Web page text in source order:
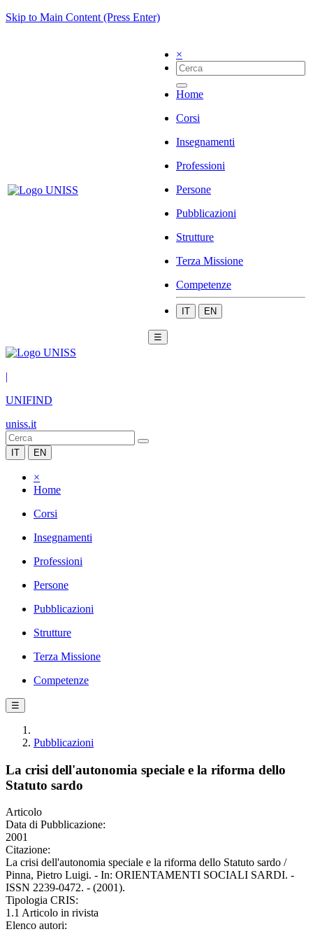
Skip to Main Content (Press Enter)
×
Home
Corsi
Insegnamenti
Professioni
Persone
Pubblicazioni
Strutture
Terza Missione
Competenze
IT EN
☰
|
UNIFIND
uniss.it
IT EN
×
Home
Corsi
Insegnamenti
Professioni
Persone
Pubblicazioni
Strutture
Terza Missione
Competenze
☰
Pubblicazioni
La crisi dell'autonomia speciale e la riforma dello
Statuto sardo
Articolo
Data di Pubblicazione:
2001
Citazione:
La crisi dell'autonomia speciale e la riforma dello Statuto sardo /
Pinna, Pietro Luigi. - In: ORIENTAMENTI SOCIALI SARDI. -
ISSN 2239-0472. - (2001).
Tipologia CRIS:
1.1 Articolo in rivista
Elenco autori: